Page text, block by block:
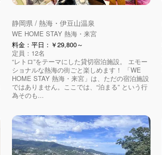
静岡県 / 熱海・伊豆山温泉
WE HOME STAY 熱海・来宮
料金：平日：￥29,800～
定員：12名
“レトロ”をテーマにした貸切宿泊施設。 エモー
ショナルな熱海の街ごと楽しめます！ 「WE
HOME STAY 熱海・来宮」は、ただの宿泊施設
ではありません。ここでは、“泊まる” という行
為そのも...